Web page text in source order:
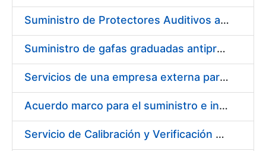
Suministro de Protectores Auditivos a medida para las personas trabajadoras de los Centros de Trabajo de Madrid y Burgos
Suministro de gafas graduadas antiproyecciones para los trabajadores de la FNMT-RCM en los centros de trabajo de Madrid y Burgos
Servicios de una empresa externa para el asesoramiento y resolución de los recursos de alzada que se presentan relacionados con procesos de selección para la FNMT-RCM
Acuerdo marco para el suministro e instalación de persianas, estores y otros complementos
Servicio de Calibración y Verificación Externa de los Equipos de Medición del Servicio de Prevención de la FNMT-RCM